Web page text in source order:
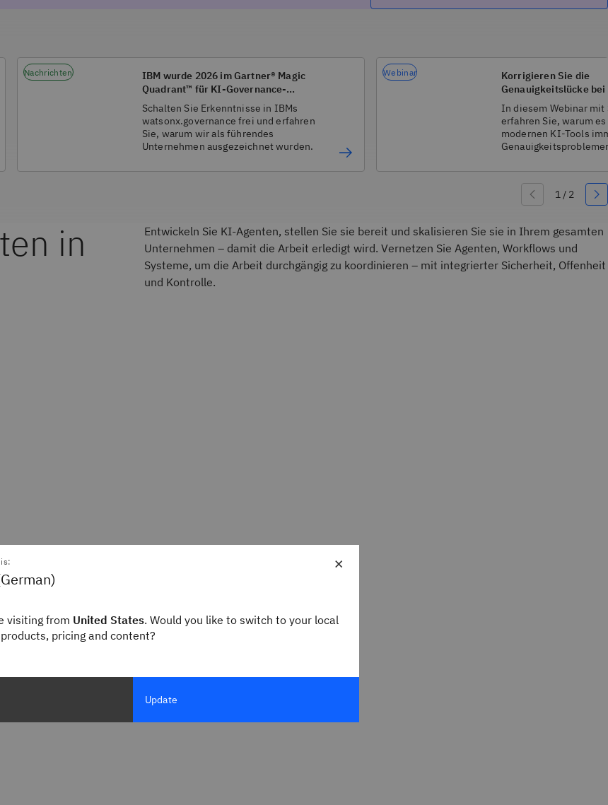
Nachrichten
IBM wurde 2026 im Gartner® Magic
Quadrant™ für KI-Governance-
Plattformen als führendes
Unternehmen ausgezeichnet
Schalten Sie Erkenntnisse in IBMs
watsonx.governance frei und erfahren
Sie, warum wir als führendes
Unternehmen ausgezeichnet wurden.
Webinar
Korrigieren Sie die
Genauigkeitslücke
gestützten Suche
In diesem Webinar
erfahren Sie, warum
modernen KI-Tools
Probleme ohne große
beheben.
in
Entwickeln Sie KI-Agenten, stellen Sie sie bereit und skalisieren Sie sie in Ihrem gesamten
Unternehmen – damit die Arbeit erledigt wird. Vernetzen Sie Agenten, Workflows und
Systeme, um die Arbeit durchgängig zu koordinieren – mit integrierter Sicherheit, Offenheit
und Kontrolle.
×
visiting from United States. Would you like to switch to your local
pricing and content?
Update